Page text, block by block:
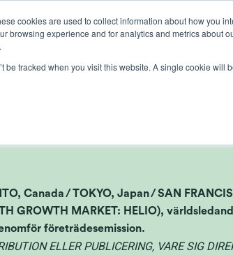
cookies are used to collect information about how you
browsing experience and for analytics and metrics about
be tracked when you visit this website. A single cookie will
lights crop control cultivation
genomför
Canada / TOKYO, Japan / SAN
GROWTH MARKET: HELIO),
företrädesemission.
ELLER PUBLICERING, VARE SIG